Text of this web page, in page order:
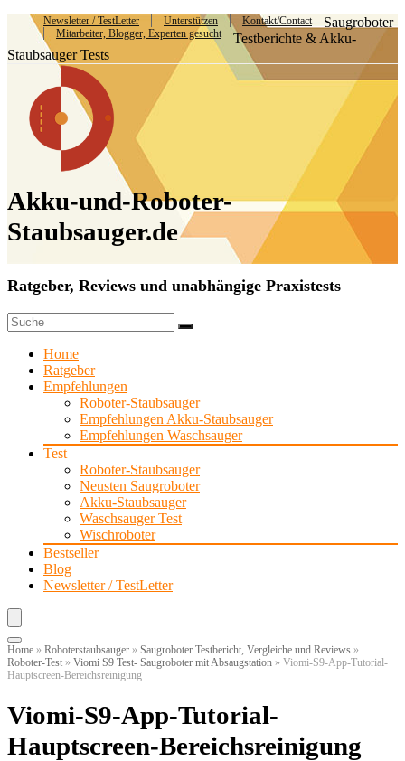
Newsletter / TestLetter Unterstützen
Kontakt/Contact
Mitarbeiter, Blogger, Experten gesucht
Saugroboter
Testberichte & Akku-
Staubsauger Tests
Akku-und-Roboter-
Staubsauger.de
Ratgeber, Reviews und unabhängige Praxistests
Home
Ratgeber
Empfehlungen
Roboter-Staubsauger
Empfehlungen Akku-Staubsauger
Empfehlungen Waschsauger
Test
Roboter-Staubsauger
Neusten Saugroboter
Akku-Staubsauger
Waschsauger Test
Wischroboter
Bestseller
Blog
Newsletter / TestLetter
Home » Roboterstaubsauger » Saugroboter Testbericht, Vergleiche und Reviews »
Roboter-Test » Viomi S9 Test- Saugroboter mit Absaugstation » Viomi-S9-App-Tutorial-
Hauptscreen-Bereichsreinigung
Viomi-S9-App-Tutorial-
Hauptscreen-Bereichsreinigung